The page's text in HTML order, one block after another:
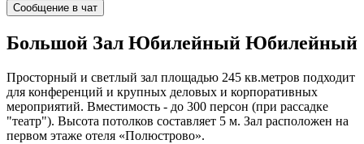
Сообщение в чат
Большой Зал Юбилейный Юбилейный
Просторный и светлый зал площадью 245 кв.метров подходит
для конференций и крупных деловых и корпоративных
мероприятий. Вместимость - до 300 персон (при рассадке
"театр"). Высота потолков составляет 5 м. Зал расположен на
первом этаже отеля «Полюстрово».